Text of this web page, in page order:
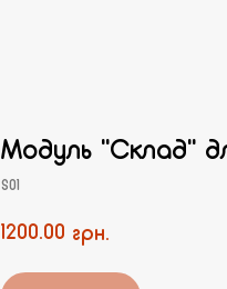
Модуль "Склад"
S01
1200.00 грн.